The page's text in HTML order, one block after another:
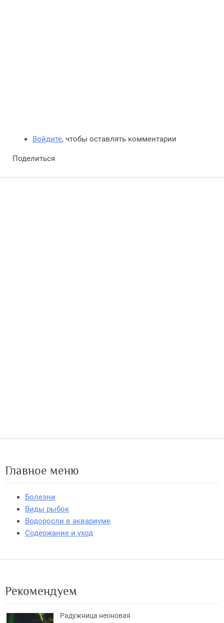
Войдите, чтобы оставлять комментарии
Поделиться
Главное меню
Болезни
Виды рыбок
Водоросли в аквариуме
Содержание и уход
Рекомендуем
Радужница неоновая